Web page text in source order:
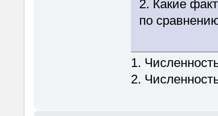
2. Какие
по
1.
2.